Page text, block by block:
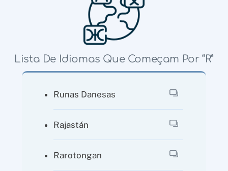
Lista De Idiomas Que Começam Por “R”
Runas Danesas
Rajastán
Rarotongan